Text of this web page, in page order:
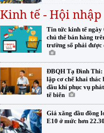
Kinh tế - Hội nhập
Tin tức kinh tế ngày
chủ thể bán hàng
trường số phải được
ĐBQH Tạ Đình Thi:
lập cơ chế khai thác
dầu khí phục vụ
tế biển
Giá xăng dầu đồng
E10 ở mức hơn